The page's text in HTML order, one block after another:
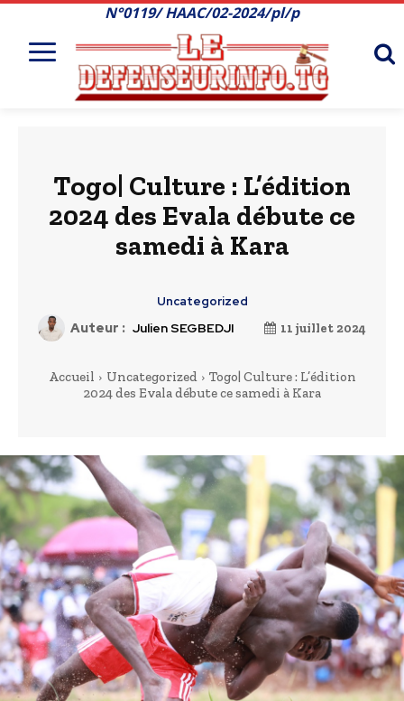
N°0119/ HAAC/02-2024/pl/p
Togo| Culture : L’édition
2024 des Evala débute ce
samedi à Kara
Uncategorized
Auteur : Julien SEGBEDJI 11 juillet 2024
Accueil Uncategorized
Togo| Culture : L’édition
2024 des Evala débute ce samedi à Kara